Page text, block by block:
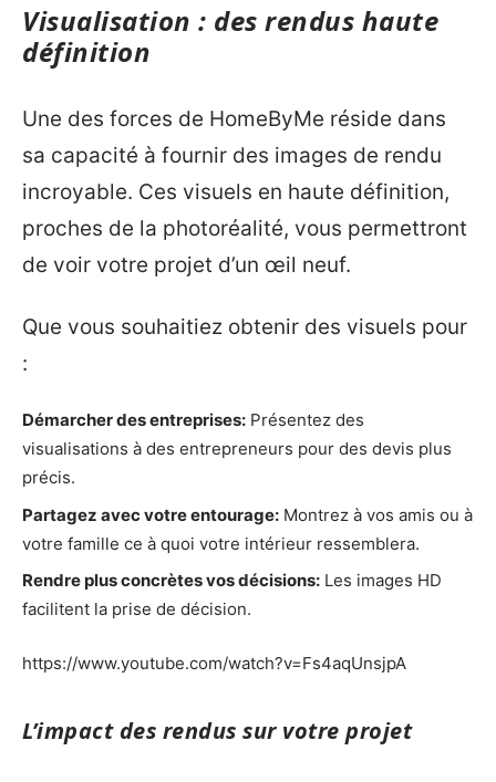
Visualisation : des rendus haute
définition
Une des forces de HomeByMe réside dans
sa capacité à fournir des images de rendu
incroyable. Ces visuels en haute définition,
proches de la photoréalité, vous permettront
de voir votre projet d’un œil neuf.
Que vous souhaitiez obtenir des visuels pour
:
Démarcher des entreprises: Présentez des
visualisations à des entrepreneurs pour des devis plus
précis.
Partagez avec votre entourage: Montrez à vos amis ou à
votre famille ce à quoi votre intérieur ressemblera.
Rendre plus concrètes vos décisions: Les images HD
facilitent la prise de décision.
https://www.youtube.com/watch?v=Fs4aqUnsjpA
L’impact des rendus sur votre projet